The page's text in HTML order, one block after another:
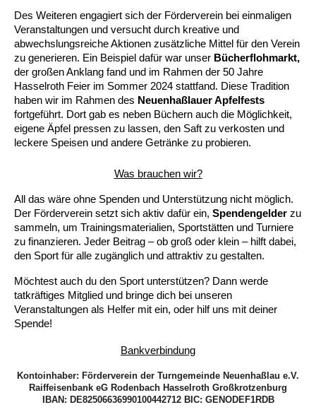
Des Weiteren engagiert sich der Förderverein bei einmaligen
Veranstaltungen und versucht durch kreative und
abwechslungsreiche Aktionen zusätzliche Mittel für den Verein
zu generieren. Ein Beispiel dafür war unser Bücherflohmarkt,
der großen Anklang fand und im Rahmen der 50 Jahre
Hasselroth Feier im Sommer 2024 stattfand. Diese Tradition
haben wir im Rahmen des Neuenhaßlauer Apfelfests
fortgeführt. Dort gab es neben Büchern auch die Möglichkeit,
eigene Äpfel pressen zu lassen, den Saft zu verkosten und
leckere Speisen und andere Getränke zu probieren.
Was brauchen wir?
All das wäre ohne Spenden und Unterstützung nicht möglich.
Der Förderverein setzt sich aktiv dafür ein, Spendengelder zu
sammeln, um Trainingsmaterialien, Sportstätten und Turniere
zu finanzieren. Jeder Beitrag – ob groß oder klein – hilft dabei,
den Sport für alle zugänglich und attraktiv zu gestalten.
Möchtest auch du den Sport unterstützen? Dann werde
tatkräftiges Mitglied und bringe dich bei unseren
Veranstaltungen als Helfer mit ein, oder hilf uns mit deiner
Spende!
Bankverbindung
Kontoinhaber: Förderverein der Turngemeinde Neuenhaßlau e.V.
Raiffeisenbank eG Rodenbach Hasselroth Großkrotzenburg
IBAN: DE82506636990100442712 BIC: GENODEF1RDB